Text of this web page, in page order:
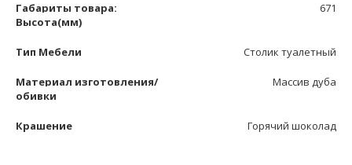
Габариты товара:
Высота(мм)
671
Тип Мебели Столик туалетный
Материал изготовления/
обивки
Массив дуба
Крашение Горячий шоколад